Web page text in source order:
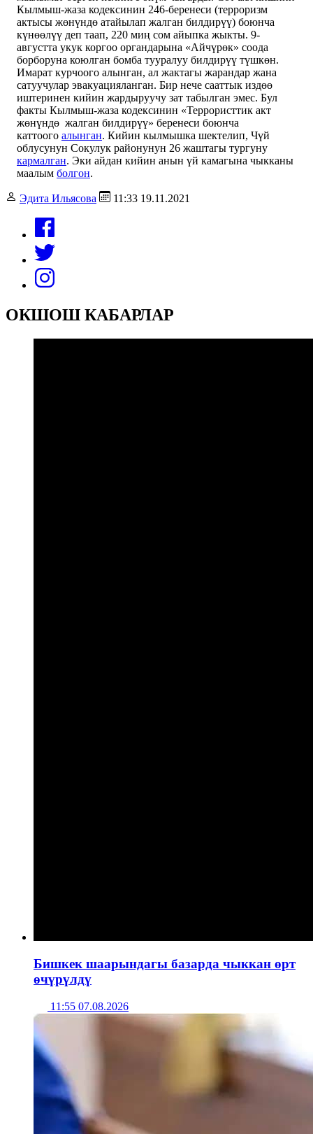
Кылмыш-жаза кодексинин 246-беренеси (терроризм
актысы жөнүндө атайылап жалган билдирүү) боюнча
күнөөлүү деп таап, 220 миң сом айыпка жыкты. 9-
августта укук коргоо органдарына «Айчүрөк» соода
борборуна коюлган бомба тууралуу билдирүү түшкөн.
Имарат курчоого алынган, ал жактагы жарандар жана
сатуучулар эвакуацияланган. Бир нече сааттык издөө
иштеринен кийин жардыруучу зат табылган эмес. Бул
факты Кылмыш-жаза кодексинин «Террористтик акт
жөнүндө жалган билдирүү» беренеси боюнча
каттоого алынган. Кийин кылмышка шектелип, Чүй
облусунун Сокулук районунун 26 жаштагы тургуну
кармалган. Эки айдан кийин анын үй камагына чыкканы
маалым болгон.
Эдита Ильясова 11:33 19.11.2021
ОКШОШ КАБАРЛАР
Бишкек шаарындагы базарда чыккан өрт
өчүрүлдү
11:55 07.08.2026